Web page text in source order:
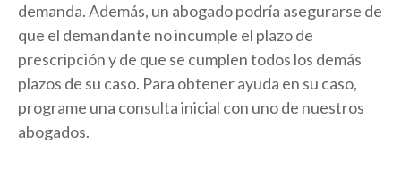
demanda. Además, un abogado podría asegurarse de
que el demandante no incumple el plazo de
prescripción y de que se cumplen todos los demás
plazos de su caso. Para obtener ayuda en su caso,
programe una consulta inicial con uno de nuestros
abogados.